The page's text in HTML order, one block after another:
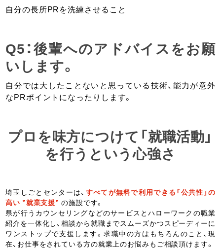
自分の長所PRを洗練させること
Q5：後輩へのアドバイスをお願
いします。
自分では大したことないと思っている技術、能力が意外
なPRポイントになったりします。
プロを味方につけて「就職活動」
を行うという心強さ
埼玉しごとセンターは、 すべてが無料で利用できる「公共性」の
高い ”就業支援” の施設です。
県が行うカウンセリングなどのサービスとハローワークの職業
紹介を一体化し、相談から就職までスムーズかつスピーディーに
ワンストップで支援します。求職中の方はもちろんのこと、現
在、お仕事をされている方の就業上のお悩みもご相談頂けます。